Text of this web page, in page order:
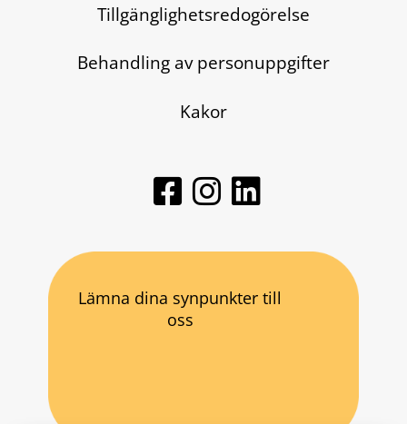
Tillgänglighetsredogörelse
Behandling av personuppgifter
Kakor
Lämna dina synpunkter till
oss